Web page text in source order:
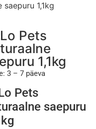
1,1kg
Pets
1,1kg
3 – 7 päeva
Pets
saepuru